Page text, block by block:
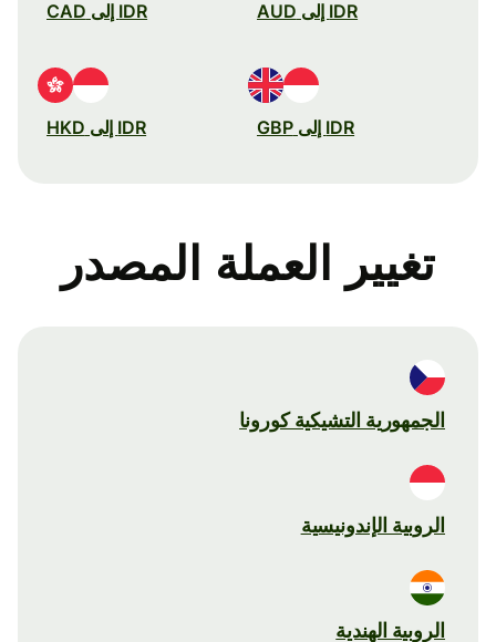
IDR إلى AUD IDR إلى CAD
IDR إلى GBP IDR إلى HKD
تغيير العملة المصدر
الجمهورية التشيكية كورونا
الروبية الإندونيسية
الروبية الهندية